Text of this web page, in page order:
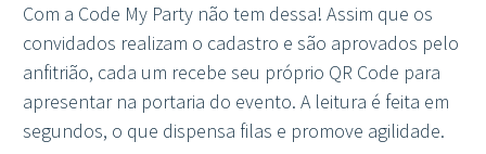
Com a Code My Party não tem dessa! Assim que os
convidados realizam o cadastro e são aprovados pelo
anfitrião, cada um recebe seu próprio QR Code para
apresentar na portaria do evento. A leitura é feita em
segundos, o que dispensa filas e promove agilidade.